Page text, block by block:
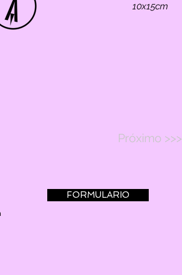
Próximo >>>
10x15cm
FORMULARIO